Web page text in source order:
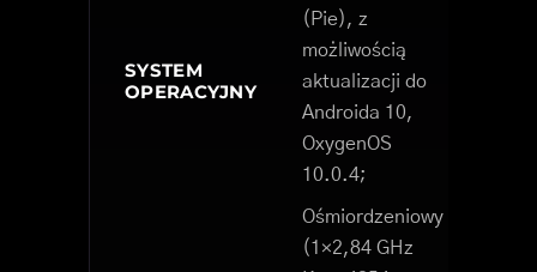
SYSTEM
OPERACYJNY
(Pie), z
możliwością
aktualizacji do
Androida 10,
OxygenOS
10.0.4;
Ośmiordzeniowy
(1×2,84 GHz